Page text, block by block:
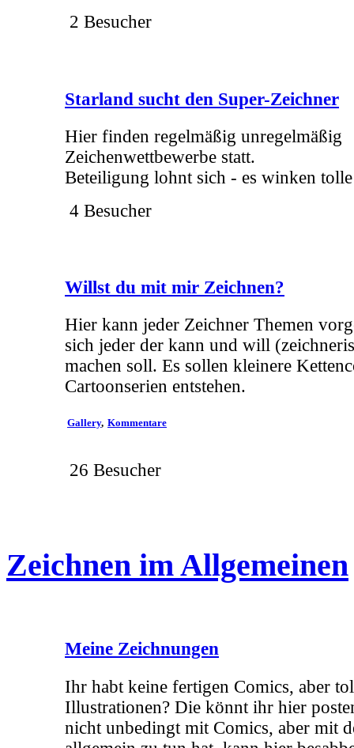
2 Besucher
Starland sucht den Super-Zeichner
Hier finden regelmäßig unregelmäßig
Zeichenwettbewerbe statt.
Beteiligung lohnt sich - es winken
4 Besucher
Willst du mit mir Zeichnen?
Hier kann jeder Zeichner Themen
sich jeder der kann und will
machen soll. Es sollen kleinere
Cartoonserien entstehen.
Gallery Kommentare
26 Besucher
Zeichnen im Allgemeinen
Meine Zeichnungen
Ihr habt keine fertigen Comics, aber
Illustrationen? Die könnt ihr hier
nicht unbedingt mit Comics, aber mit